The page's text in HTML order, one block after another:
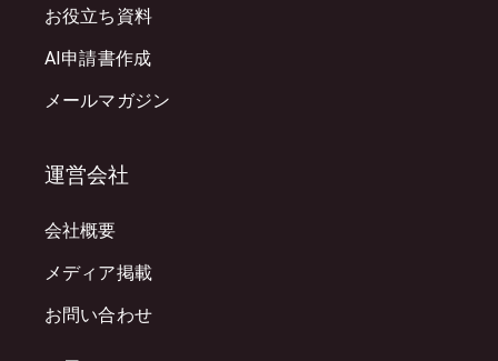
お役立ち資料
AI申請書作成
メールマガジン
運営会社
会社概要
メディア掲載
お問い合わせ